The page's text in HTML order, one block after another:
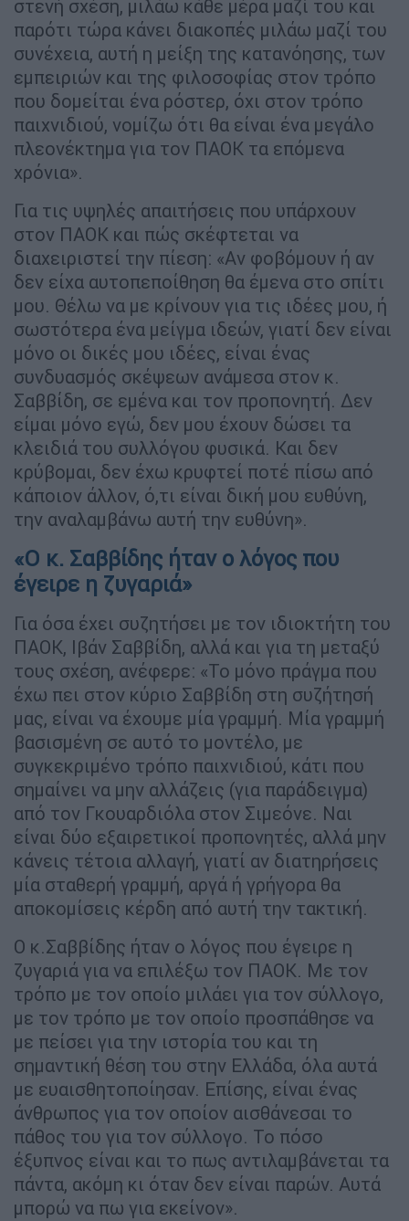
στενή σχέση, μιλάω κάθε μέρα μαζί του και
παρότι τώρα κάνει διακοπές μιλάω μαζί του
συνέχεια, αυτή η μείξη της κατανόησης, των
εμπειριών και της φιλοσοφίας στον τρόπο
που δομείται ένα ρόστερ, όχι στον τρόπο
παιχνιδιού, νομίζω ότι θα είναι ένα μεγάλο
πλεονέκτημα για τον ΠΑΟΚ τα επόμενα
χρόνια».
Για τις υψηλές απαιτήσεις που υπάρχουν
στον ΠΑΟΚ και πώς σκέφτεται να
διαχειριστεί την πίεση: «Αν φοβόμουν ή αν
δεν είχα αυτοπεποίθηση θα έμενα στο σπίτι
μου. Θέλω να με κρίνουν για τις ιδέες μου, ή
σωστότερα ένα μείγμα ιδεών, γιατί δεν είναι
μόνο οι δικές μου ιδέες, είναι ένας
συνδυασμός σκέψεων ανάμεσα στον κ.
Σαββίδη, σε εμένα και τον προπονητή. Δεν
είμαι μόνο εγώ, δεν μου έχουν δώσει τα
κλειδιά του συλλόγου φυσικά. Και δεν
κρύβομαι, δεν έχω κρυφτεί ποτέ πίσω από
κάποιον άλλον, ό,τι είναι δική μου ευθύνη,
την αναλαμβάνω αυτή την ευθύνη».
«Ο κ. Σαββίδης ήταν ο λόγος που
έγειρε η ζυγαριά»
Για όσα έχει συζητήσει με τον ιδιοκτήτη του
ΠΑΟΚ, Ιβάν Σαββίδη, αλλά και για τη μεταξύ
τους σχέση, ανέφερε: «Το μόνο πράγμα που
έχω πει στον κύριο Σαββίδη στη συζήτησή
μας, είναι να έχουμε μία γραμμή. Μία γραμμή
βασισμένη σε αυτό το μοντέλο, με
συγκεκριμένο τρόπο παιχνιδιού, κάτι που
σημαίνει να μην αλλάζεις (για παράδειγμα)
από τον Γκουαρδιόλα στον Σιμεόνε. Ναι
είναι δύο εξαιρετικοί προπονητές, αλλά μην
κάνεις τέτοια αλλαγή, γιατί αν διατηρήσεις
μία σταθερή γραμμή, αργά ή γρήγορα θα
αποκομίσεις κέρδη από αυτή την τακτική.
Ο κ.Σαββίδης ήταν ο λόγος που έγειρε η
ζυγαριά για να επιλέξω τον ΠΑΟΚ. Με τον
τρόπο με τον οποίο μιλάει για τον σύλλογο,
με τον τρόπο με τον οποίο προσπάθησε να
με πείσει για την ιστορία του και τη
σημαντική θέση του στην Ελλάδα, όλα αυτά
με ευαισθητοποίησαν. Επίσης, είναι ένας
άνθρωπος για τον οποίον αισθάνεσαι το
πάθος του για τον σύλλογο. Το πόσο
έξυπνος είναι και το πως αντιλαμβάνεται τα
πάντα, ακόμη κι όταν δεν είναι παρών. Αυτά
μπορώ να πω για εκείνον».